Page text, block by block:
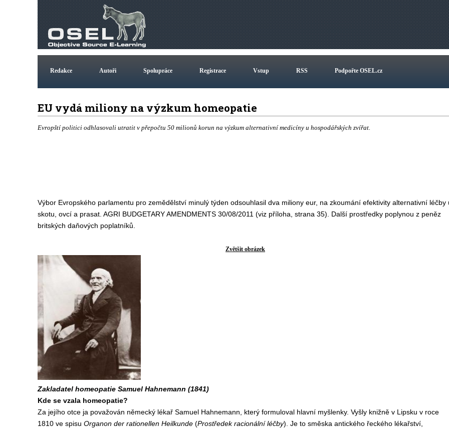
Redakce Autoři Spolupráce Registrace Vstup RSS Podpořte OSEL.cz
EU vydá miliony na výzkum homeopatie
Evropští politici odhlasovali utratit v přepočtu 50 milionů korun na výzkum alternativní medicíny u hospodářských zvířat.
Výbor Evropského parlamentu pro zemědělství minulý týden odsouhlasil dva miliony eur, na zkoumání efektivity alternativní léčby
skotu, ovcí a prasat. AGRI BUDGETARY AMENDMENTS 30/08/2011 (viz příloha, strana 35). Další prostředky poplynou z peněz
britských daňových poplatníků.
Zvětšit obrázek
Zakladatel homeopatie Samuel Hahnemann (1841)
Kde se vzala homeopatie?
Za jejího otce ja považován německý lékař Samuel Hahnemann, který formuloval hlavní myšlenky. Vyšly knižně v Lipsku v roce
1810 ve spisu Organon der rationellen Heilkunde (Prostředek racionální léčby). Je to směska antického řeckého lékařství,